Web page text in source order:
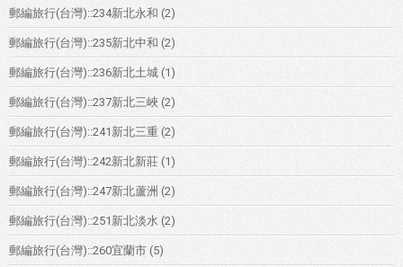
郵編旅行(台灣)::234新北永和 (2)
郵編旅行(台灣)::235新北中和 (2)
郵編旅行(台灣)::236新北土城 (1)
郵編旅行(台灣)::237新北三峽 (2)
郵編旅行(台灣)::241新北三重 (2)
郵編旅行(台灣)::242新北新莊 (1)
郵編旅行(台灣)::247新北蘆洲 (2)
郵編旅行(台灣)::251新北淡水 (2)
郵編旅行(台灣)::260宜蘭市 (5)